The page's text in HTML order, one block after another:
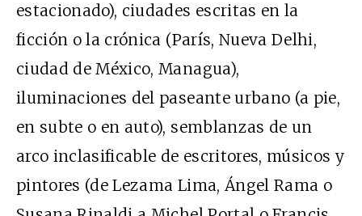
estacionado), ciudades escritas en la
ficción o la crónica (París, Nueva Delhi,
ciudad de México, Managua),
iluminaciones del paseante urbano (a pie,
en subte o en auto), semblanzas de un
arco inclasificable de escritores, músicos y
pintores (de Lezama Lima, Ángel Rama o